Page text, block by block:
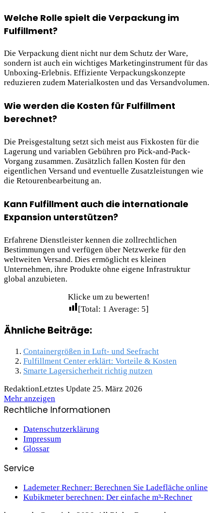
Welche Rolle spielt die Verpackung im
Fulfillment?
Die Verpackung dient nicht nur dem Schutz der Ware,
sondern ist auch ein wichtiges Marketinginstrument für das
Unboxing-Erlebnis. Effiziente Verpackungskonzepte
reduzieren zudem Materialkosten und das Versandvolumen.
Wie werden die Kosten für Fulfillment
berechnet?
Die Preisgestaltung setzt sich meist aus Fixkosten für die
Lagerung und variablen Gebühren pro Pick-and-Pack-
Vorgang zusammen. Zusätzlich fallen Kosten für den
eigentlichen Versand und eventuelle Zusatzleistungen wie
die Retourenbearbeitung an.
Kann Fulfillment auch die internationale
Expansion unterstützen?
Erfahrene Dienstleister kennen die zollrechtlichen
Bestimmungen und verfügen über Netzwerke für den
weltweiten Versand. Dies ermöglicht es kleinen
Unternehmen, ihre Produkte ohne eigene Infrastruktur
global anzubieten.
Klicke um zu bewerten!
[Total: 1 Average: 5]
Ähnliche Beiträge:
Containergrößen in Luft- und Seefracht
Fulfillment Center erklärt: Vorteile & Kosten
Smarte Lagersicherheit richtig nutzen
RedaktionLetztes Update 25. März 2026
Mehr anzeigen
Rechtliche Informationen
Datenschutzerklärung
Impressum
Glossar
Service
Lademeter Rechner: Berechnen Sie Ladefläche online
Kubikmeter berechnen: Der einfache m³-Rechner